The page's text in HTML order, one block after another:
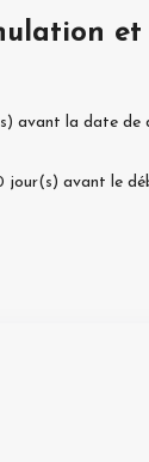
et
avant la date de
jour(s) avant le